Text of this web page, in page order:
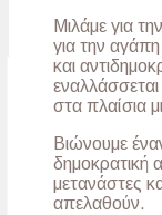
Μιλάμε για
για την
και
στα πλαίσια
Βιώνουμε
δημοκρατική
μετανάστες
απελαθούν.